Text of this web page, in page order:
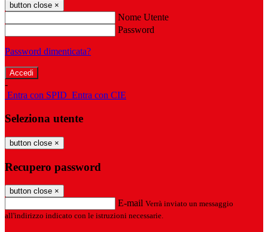
button close ×
Nome Utente
Password
Password dimenticata?
-
Entra con SPID Entra con CIE
Seleziona utente
button close ×
Recupero password
button close ×
E-mail Verrà inviato un messaggio
all'indirizzo indicato con le istruzioni necessarie.